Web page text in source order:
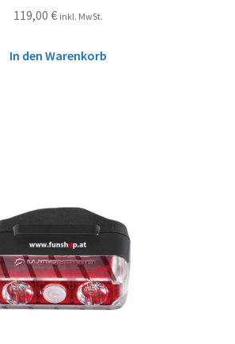
119,00 € inkl. MwSt.
In den Warenkorb